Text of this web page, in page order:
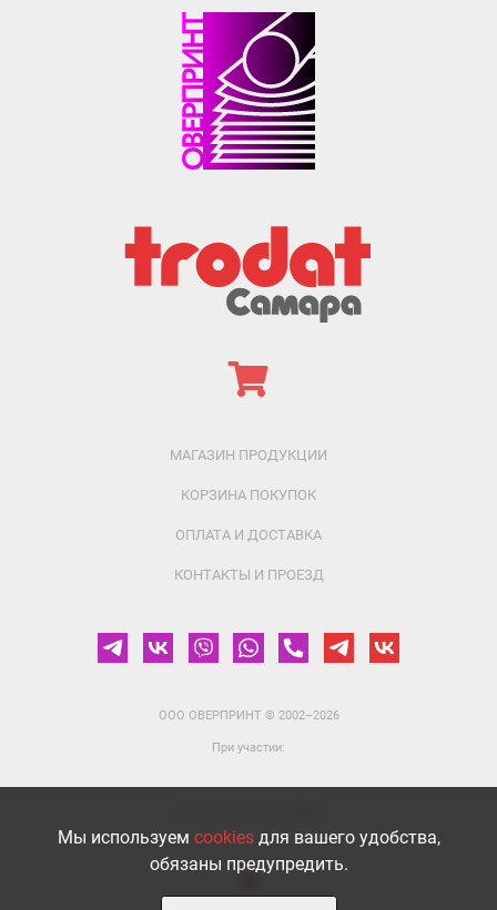
МАГАЗИН ПРОДУКЦИИ
КОРЗИНА ПОКУПОК
ОПЛАТА И ДОСТАВКА
КОНТАКТЫ И ПРОЕЗД
ООО ОВЕРПРИНТ © 2002–2026
При участии:
Мы используем cookiesдля вашего удобства,
обязаны предупредить.